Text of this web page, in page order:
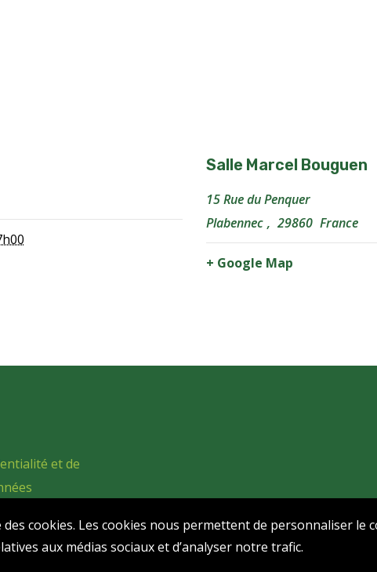
des cookies. Les cookies nous permettent de personnaliser le
aux médias sociaux et d’analyser notre trafic.
Salle Marcel Bouguen
15 Rue du Penquer
Plabennec , 29860 France
+ Google Map
et de